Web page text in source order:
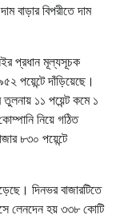
বাড়ার বিপরীতে দাম
প্রধান মূল্যসূচক
পয়েন্টে দাঁড়িয়েছে।
১১ পয়েন্ট কমে ১
নিয়ে গঠিত
৮৩০ পয়েন্টে
দিনভর বাজারটিতে
লেনদেন হয় ৩৩৮ কোটি